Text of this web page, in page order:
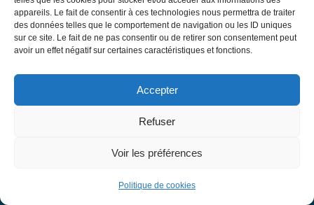
appareils. Le fait de consentir à ces technologies nous permettra de traiter
des données telles que le comportement de navigation ou les ID uniques
sur ce site. Le fait de ne pas consentir ou de retirer son consentement peut
avoir un effet négatif sur certaines caractéristiques et fonctions.
Accepter
Refuser
Voir les préférences
Politique de cookies
Missions du site
Mentions légales
Conditions générales d’utilisation
Base de données EBMT Registry